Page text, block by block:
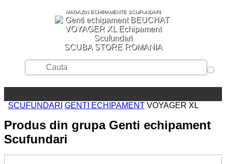
MAGAZIN ECHIPAMENTE SCUFUNDARI
SCUBA STORE ROMANIA
SCUFUNDARI GENTI ECHIPAMENT VOYAGER XL
Produs din grupa Genti echipament
Scufundari